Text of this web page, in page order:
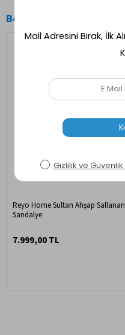
Benzer Ürünler
Reyo Home Sultan Ahşap Sallanan
Sandalye
7.999,00 TL